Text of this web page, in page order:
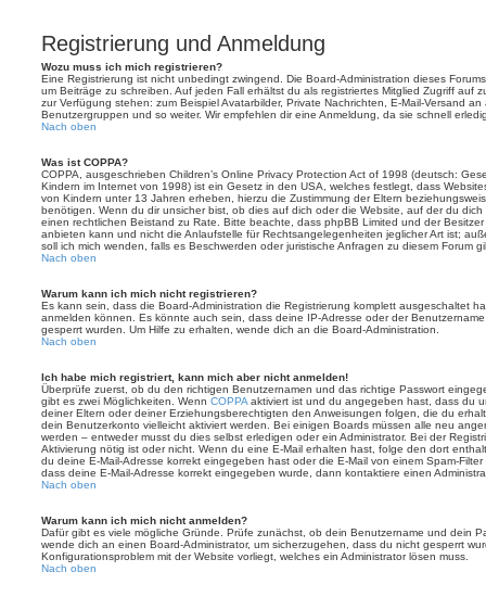
Registrierung und Anmeldung
Wozu muss ich mich registrieren?
Eine Registrierung ist nicht unbedingt zwingend. Die Board-Administration dieses
um Beiträge zu schreiben. Auf jeden Fall erhältst du als registriertes Mitglied Zugriff auf
zur Verfügung stehen: zum Beispiel Avatarbilder, Private Nachrichten, E-Mail-Versand
Benutzergruppen und so weiter. Wir empfehlen dir eine Anmeldung, da sie schnell
Nach oben
Was ist COPPA?
COPPA, ausgeschrieben Children’s Online Privacy Protection Act of 1998 (deutsch:
Kindern im Internet von 1998) ist ein Gesetz in den USA, welches festlegt, dass
von Kindern unter 13 Jahren erheben, hierzu die Zustimmung der Eltern
benötigen. Wenn du dir unsicher bist, ob dies auf dich oder die Website, auf der du
einen rechtlichen Beistand zu Rate. Bitte beachte, dass phpBB Limited und der
anbieten kann und nicht die Anlaufstelle für Rechtsangelegenheiten jeglicher Art ist;
soll ich mich wenden, falls es Beschwerden oder juristische Anfragen zu diesem Forum
Nach oben
Warum kann ich mich nicht registrieren?
Es kann sein, dass die Board-Administration die Registrierung komplett ausgeschaltet
anmelden können. Es könnte auch sein, dass deine IP-Adresse oder der
gesperrt wurden. Um Hilfe zu erhalten, wende dich an die Board-Administration.
Nach oben
Ich habe mich registriert, kann mich aber nicht anmelden!
Überprüfe zuerst, ob du den richtigen Benutzernamen und das richtige Passwort
gibt es zwei Möglichkeiten. Wenn COPPA aktiviert ist und du angegeben hast, dass du
deiner Eltern oder deiner Erziehungsberechtigten den Anweisungen folgen, die du
dein Benutzerkonto vielleicht aktiviert werden. Bei einigen Boards müssen alle neu
werden – entweder musst du dies selbst erledigen oder ein Administrator. Bei der
Aktivierung nötig ist oder nicht. Wenn du eine E-Mail erhalten hast, folge den dort
du deine E-Mail-Adresse korrekt eingegeben hast oder die E-Mail von einem Spam-
dass deine E-Mail-Adresse korrekt eingegeben wurde, dann kontaktiere einen
Nach oben
Warum kann ich mich nicht anmelden?
Dafür gibt es viele mögliche Gründe. Prüfe zunächst, ob dein Benutzername und dein
wende dich an einen Board-Administrator, um sicherzugehen, dass du nicht gesperrt
Konfigurationsproblem mit der Website vorliegt, welches ein Administrator lösen muss.
Nach oben